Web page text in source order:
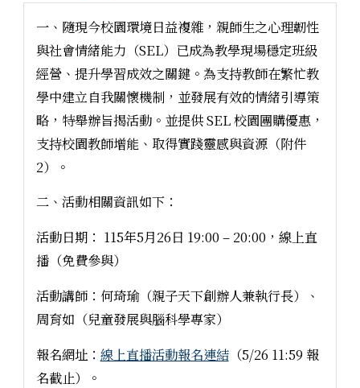
一、隨現今校園環境日益複雜，親師生之心理韌性
與社會情緒能力（SEL）已成為教學現場穩定班級
經營、提升學習成效之關鍵。為支持教師在繁忙教
學中建立自我關懷機制，並發展有效的情緒引導策
略，特舉辦旨揭活動。並提供 SEL 校園團購優惠，
支持校園教師增能、取得實踐靈感與資源（附件
2）。
二、活動相關資訊如下：
活動日期： 115年5月26日 19:00 – 20:00，線上直
播（免費參與）
活動講師：何琦瑜（親子天下創辦人兼執行長）、
周育如（兒童發展與腦科學專家）
報名網址： 線上直播活動報名連結（5/26 11:59 報
名截止）。